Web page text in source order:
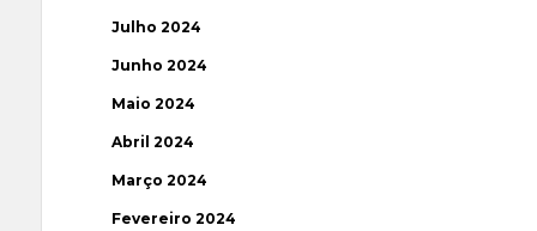
Julho 2024
Junho 2024
Maio 2024
Abril 2024
Março 2024
Fevereiro 2024